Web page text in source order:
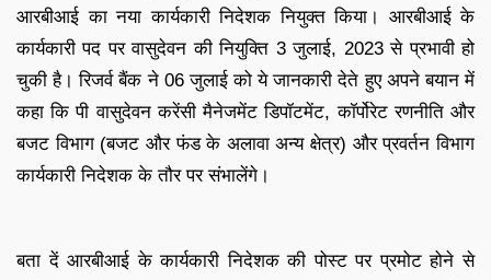
आरबीआई का नया कार्यकारी निदेशक नियुक्त किया। आरबीआई के
कार्यकारी पद पर वासुदेवन की नियुक्ति 3 जुलाई, 2023 से प्रभावी हो
चुकी है। रिजर्व बैंक ने 06 जुलाई को ये जानकारी देते हुए अपने बयान में
कहा कि पी वासुदेवन करेंसी मैनेजमेंट डिपॉटमेंट, कॉर्पोरेट रणनीति और
बजट विभाग (बजट और फंड के अलावा अन्य क्षेत्र) और प्रवर्तन विभाग
कार्यकारी निदेशक के तौर पर संभालेंगे।
बता दें आरबीआई के कार्यकारी निदेशक की पोस्‍ट पर प्रमोट होने से